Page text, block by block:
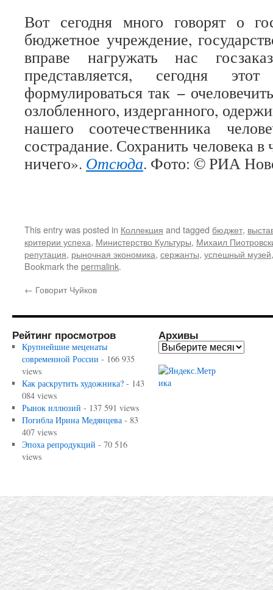
Вот сегодня много говорят о
бюджетное учреждение,
вправе нагружать нас
представляется, сегодня
формулироваться так −
озлобленного, издерганного,
нашего соотечественника
сострадание. Сохранить человека
ничего». Отсюда. Фото: © РИА
This entry was posted in Коллекция and tagged бюджет,
критерии успеха, Министерство Культуры, Михаил
репутация, рыночная экономика, сержанты, успешный музей
Bookmark thepermalink.
← Говорит Чуйков
Рейтинг просмотров
Крупнейшие меценаты
современной России - 166 935
views
Как раскрутить художника?- 143
084 views
Рынок иллюзий - 137 591 views
Погибла Ирина Медянцева- 83
407 views
Эпоха репродукций - 70 516
views
Архивы